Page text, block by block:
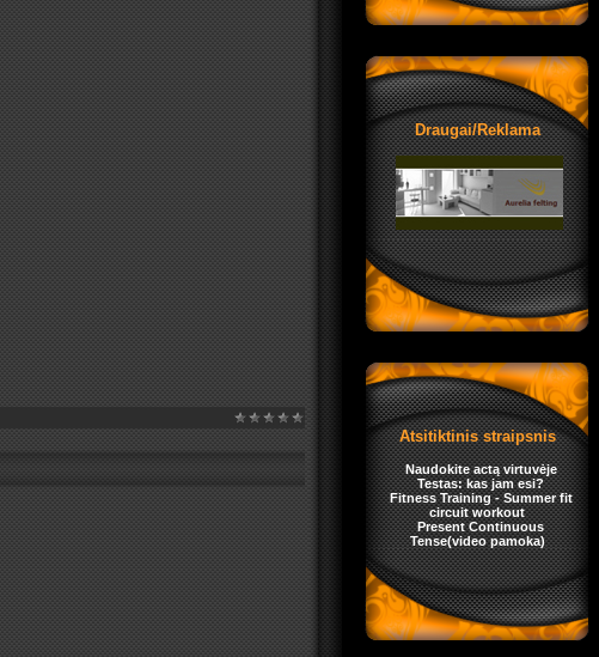
Draugai/Reklama
Atsitiktinis straipsnis
Naudokite actą virtuvėje
Testas: kas jam esi?
Fitness Training - Summer fit
circuit workout
Present Continuous
Tense(video pamoka)